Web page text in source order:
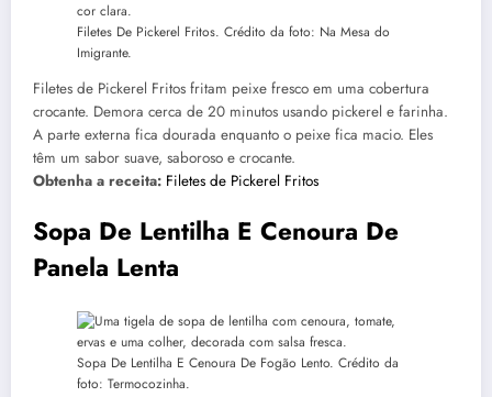
Filetes De Pickerel Fritos. Crédito da foto: Na Mesa do
Imigrante.
Filetes de Pickerel Fritos fritam peixe fresco em uma cobertura
crocante. Demora cerca de 20 minutos usando pickerel e farinha.
A parte externa fica dourada enquanto o peixe fica macio. Eles
têm um sabor suave, saboroso e crocante.
Obtenha a receita: Filetes de Pickerel Fritos
Sopa De Lentilha E Cenoura De
Panela Lenta
Sopa De Lentilha E Cenoura De Fogão Lento. Crédito da
foto: Termocozinha.